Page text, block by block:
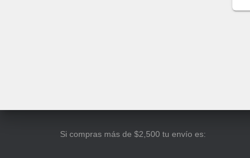
Si compras más de $2,500 tu envío es: